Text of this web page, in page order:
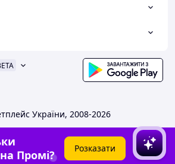
України, 2008-2026
Промі?
Розказати